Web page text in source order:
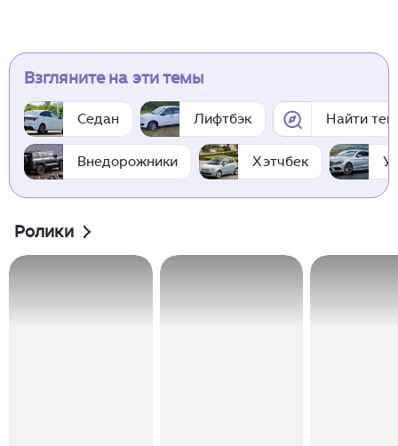
Взгляните на эти темы
Седан Лифтбэк Найти
Внедорожники Хэтчбек
Ролики